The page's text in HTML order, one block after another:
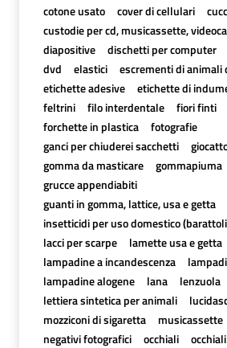
cotone usato cover di cellulari
custodie per cd, musicassette,
diapositive
dischetti per computer
dvd
elastici
escrementi di animali
etichette adesive
etichette di
feltrini
filo interdentale fiori finti
forchette in plastica
fotografie
ganci per chiuderei sacchetti
gomma da masticare
gommapiuma
grucce appendiabiti
guanti in gomma, lattice, usa e getta
insetticidi per uso domestico
lacci per scarpe
lamette usa e getta
lampadine a incandescenza
lampadine alogene
lana
lenzuola
lettiera sintetica per animali
mozziconi di sigaretta
musicassette
negativi fotografici
occhiali